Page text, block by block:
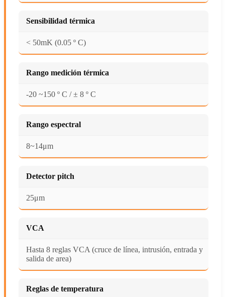
Sensibilidad térmica
< 50mK (0.05 º C)
Rango medición térmica
-20 ~150 º C / ± 8 º C
Rango espectral
8~14μm
Detector pitch
25μm
VCA
Hasta 8 reglas VCA (cruce de línea, intrusión, entrada y
salida de area)
Reglas de temperatura